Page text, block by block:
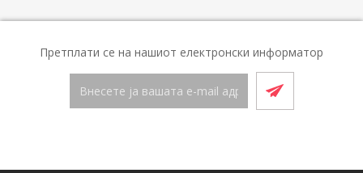
Претплати се на нашиот електронски информатор